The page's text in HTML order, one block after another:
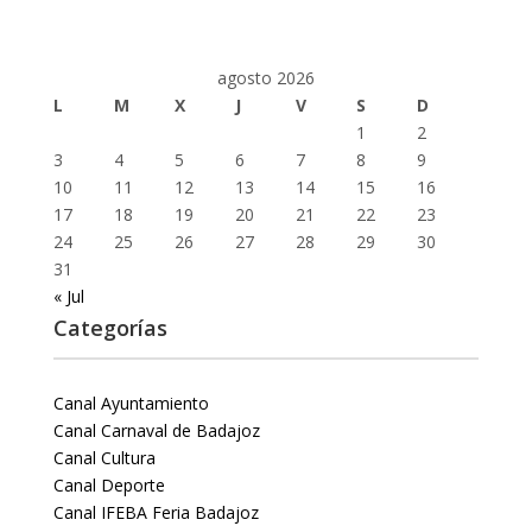
agosto 2026
L
M X J V S
D
1
2
3
4 5 6 7 8
9
10
11 12 13 14 15
16
17
18 19 20 21 22
23
24
25 26 27 28 29
30
31
« Jul
Categorías
Canal Ayuntamiento
Canal Carnaval de Badajoz
Canal Cultura
Canal Deporte
Canal IFEBA Feria Badajoz